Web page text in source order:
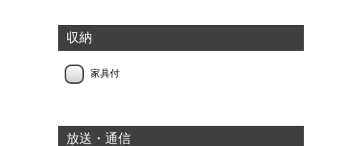
収納
家具付
放送・通信